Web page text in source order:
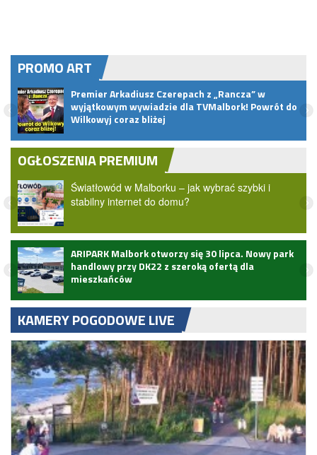
PROMO ART
Premier Arkadiusz Czerepach z „Rancza” w
wyjątkowym wywiadzie dla TVMalbork! Powrót do
Wilkowyj coraz bliżej
OGŁOSZENIA PREMIUM
Światłowód w Malborku – jak wybrać szybki i
stabilny internet do domu?
ARIPARK Malbork otworzy się 30 lipca. Nowy park
handlowy przy DK22 z szeroką ofertą dla
mieszkańców
KAMERY POGODOWE LIVE